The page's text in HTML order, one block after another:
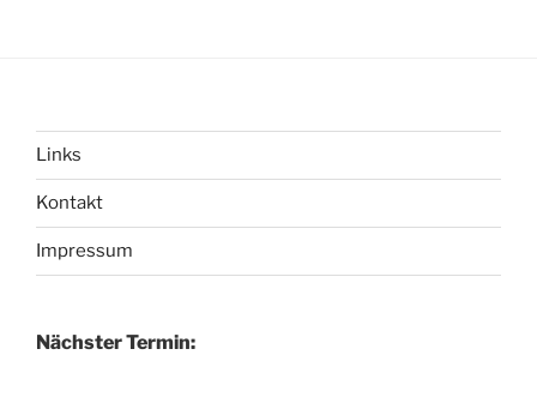
Links
Kontakt
Impressum
Nächster Termin: